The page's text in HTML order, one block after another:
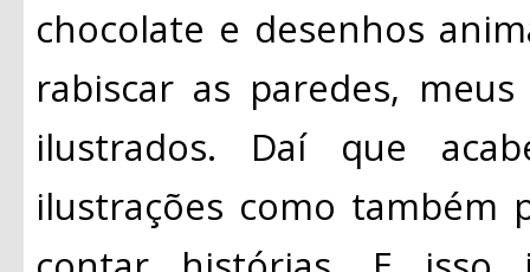
chocolate e desenhos
rabiscar as paredes,
ilustrados. Daí que
ilustrações como também